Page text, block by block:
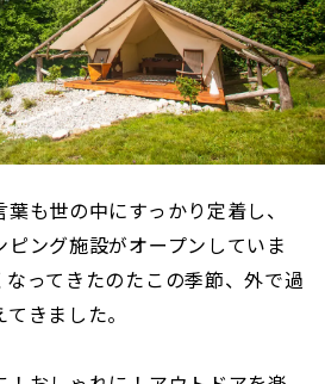
も世の中にすっかり定着し、
ング施設がオープンしていま
ってきたのたこの季節、外で過
きました。